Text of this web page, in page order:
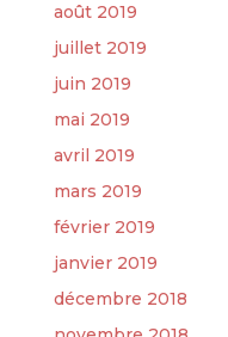
août 2019
juillet 2019
juin 2019
mai 2019
avril 2019
mars 2019
février 2019
janvier 2019
décembre 2018